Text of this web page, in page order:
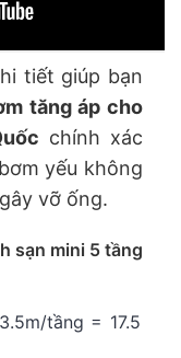
tiết giúp bạn
tăng áp cho
chính xác
yếu không
vỡ ống.
sạn mini 5 tầng
tầng = 17.5